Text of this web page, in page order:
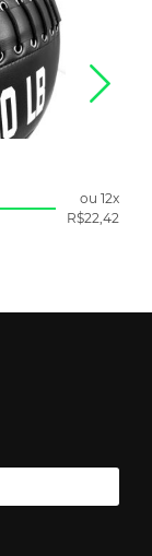
ou 12x
R$22,42